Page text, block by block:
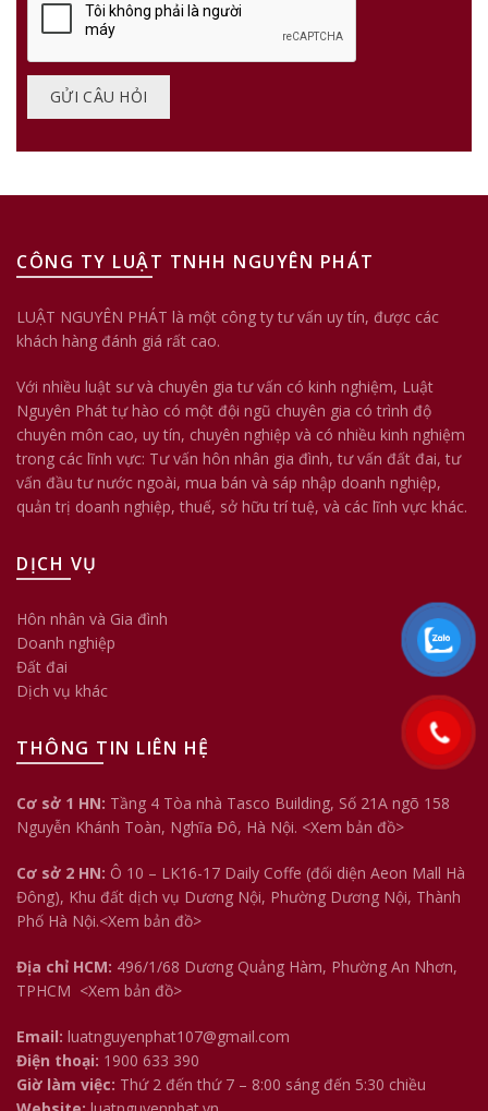
CÔNG TY LUẬT TNHH NGUYÊN PHÁT
LUẬT NGUYÊN PHÁT là một công ty tư vấn uy tín, được các
khách hàng đánh giá rất cao.
Với nhiều luật sư và chuyên gia tư vấn có kinh nghiệm, Luật
Nguyên Phát tự hào có một đội ngũ chuyên gia có trình độ
chuyên môn cao, uy tín, chuyên nghiệp và có nhiều kinh nghiệm
trong các lĩnh vực: Tư vấn hôn nhân gia đình, tư vấn đất đai, tư
vấn đầu tư nước ngoài, mua bán và sáp nhập doanh nghiệp,
quản trị doanh nghiệp, thuế, sở hữu trí tuệ, và các lĩnh vực khác.
DỊCH VỤ
Hôn nhân và Gia đình
Doanh nghiệp
Đất đai
Dịch vụ khác
THÔNG TIN LIÊN HỆ
Cơ sở 1 HN: Tầng 4 Tòa nhà Tasco Building, Số 21A ngõ 158
Nguyễn Khánh Toàn, Nghĩa Đô, Hà Nội. <Xem bản đồ>
Cơ sở 2 HN: Ô 10 – LK16-17 Daily Coffe (đối diện Aeon Mall Hà
Đông), Khu đất dịch vụ Dương Nội, Phường Dương Nội, Thành
Phố Hà Nội.<Xem bản đồ>
Địa chỉ HCM: 496/1/68 Dương Quảng Hàm, Phường An Nhơn,
TPHCM <Xem bản đồ>
Email: luatnguyenphat107@gmail.com
Điện thoại: 1900 633 390
Giờ làm việc: Thứ 2 đến thứ 7 – 8:00 sáng đến 5:30 chiều